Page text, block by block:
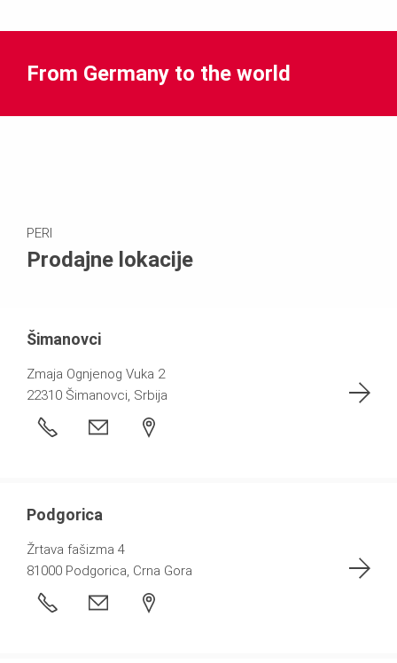
From Germany to the world
PERI
Prodajne lokacije
Šimanovci
Zmaja Ognjenog Vuka 2
22310 Šimanovci, Srbija
Podgorica
Žrtava fašizma 4
81000 Podgorica, Crna Gora